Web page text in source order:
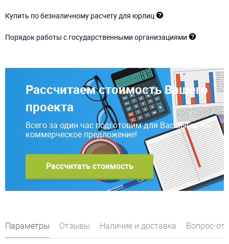
Купить по безналичному расчету для юрлиц
Порядок работы с государственными организациями
Рассчитаем стоимость Вашего
проекта
Всего за один час подготовим для Вас выгодное
коммерческое предложение!
Рассчитать стоимость
Параметры Отзывы Наличие и доставка Вопрос-